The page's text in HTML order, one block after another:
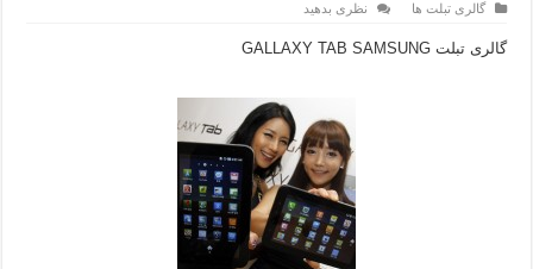
گالری تبلت ها نظری بدهید
گالری تبلت GALLAXY TAB SAMSUNG